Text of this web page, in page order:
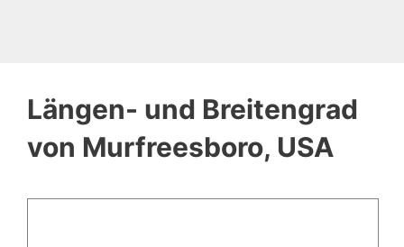
Längen- und Breitengrad
von Murfreesboro, USA